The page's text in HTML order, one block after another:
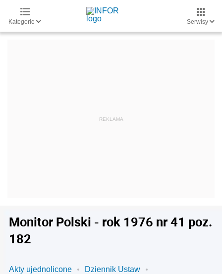
Kategorie Serwisy
Monitor Polski - rok 1976 nr 41 poz.
182
Akty ujednolicone
Dziennik Ustaw